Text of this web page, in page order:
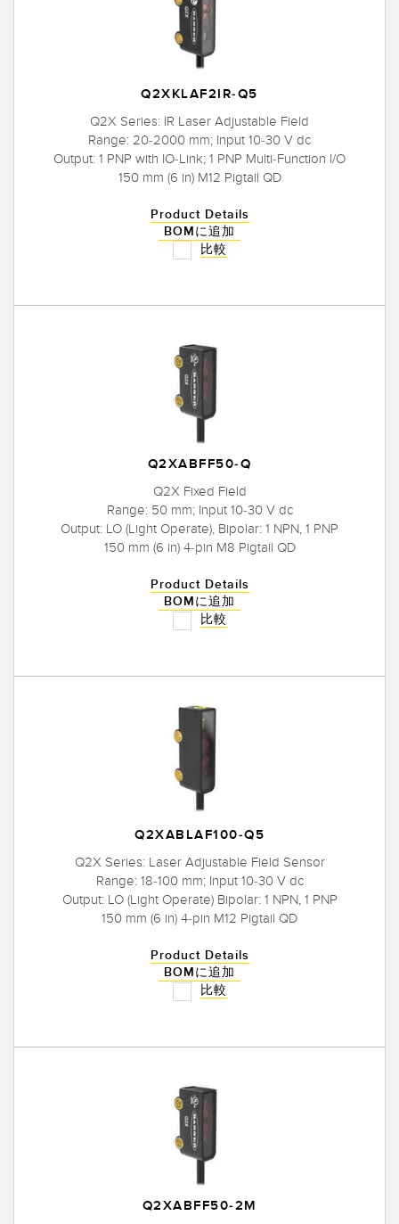
Q2XKLAF2IR-Q5
Q2X Series: IR Laser Adjustable Field
Range: 20-2000 mm; Input 10-30 V dc
Output: 1 PNP with IO-Link; 1 PNP Multi-Function I/O
150 mm (6 in) M12 Pigtail QD
Product Details
BOMに追加
比較
Q2XABFF50-Q
Q2X Fixed Field
Range: 50 mm; Input 10-30 V dc
Output: LO (Light Operate), Bipolar: 1 NPN, 1 PNP
150 mm (6 in) 4-pin M8 Pigtail QD
Product Details
BOMに追加
比較
Q2XABLAF100-Q5
Q2X Series: Laser Adjustable Field Sensor
Range: 18-100 mm; Input 10-30 V dc
Output: LO (Light Operate) Bipolar: 1 NPN, 1 PNP
150 mm (6 in) 4-pin M12 Pigtail QD
Product Details
BOMに追加
比較
Q2XABFF50-2M